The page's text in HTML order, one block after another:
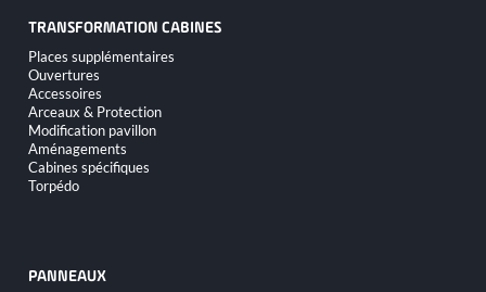
TRANSFORMATION CABINES
Aller
au
contenu
Places supplémentaires
Ouvertures
Accessoires
Arceaux & Protection
Modification pavillon
Aménagements
Cabines spécifiques
Torpédo
PANNEAUX